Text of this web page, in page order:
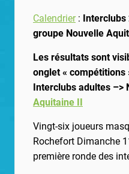
Calendrier: Interclubs
groupe Nouvelle
Les résultats sont
onglet « compétitions
Interclubs adultes –>
Aquitaine II
Vingt-six joueurs
Rochefort Dimanche
première ronde des